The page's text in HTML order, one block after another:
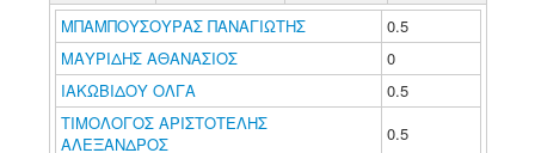
ΜΠΑΜΠΟΥΣΟΥΡΑΣ ΠΑΝΑΓΙΩΤΗΣ
0.5
ΜΑΥΡΙΔΗΣ ΑΘΑΝΑΣΙΟΣ
0
ΙΑΚΩΒΙΔΟΥ ΟΛΓΑ
0.5
ΤΙΜΟΛΟΓΟΣ ΑΡΙΣΤΟΤΕΛΗΣ
ΑΛΕΞΑΝΔΡΟΣ
0.5